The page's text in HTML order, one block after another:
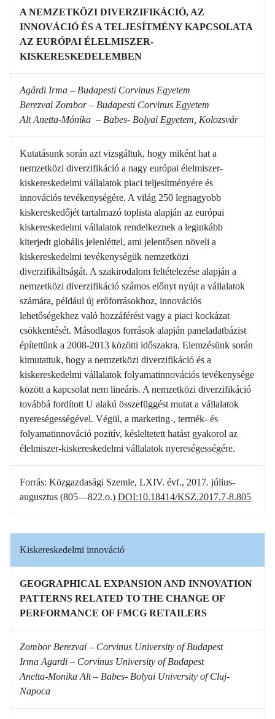
A NEMZETKÖZI DIVERZIFIKÁCIÓ, AZ
INNOVÁCIÓ ÉS A TELJESÍTMÉNY KAPCSOLATA
AZ EURÓPAI ÉLELMISZER-
KISKERESKEDELEMBEN
Agárdi Irma – Budapesti Corvinus Egyetem
Berezvai Zombor – Budapesti Corvinus Egyetem
Alt Anetta-Mónika – Babes- Bolyai Egyetem, Kolozsvár
Kutatásunk során azt vizsgáltuk, hogy miként hat a
nemzetközi diverzifikáció a nagy európai élelmiszer-
kiskereskedelmi vállalatok piaci teljesítményére és
innovációs tevékenységére. A világ 250 legnagyobb
kiskereskedőjét tartalmazó toplista alapján az európai
kiskereskedelmi vállalatok rendelkeznek a leginkább
kiterjedt globális jelenléttel, ami jelentősen növeli a
kiskereskedelmi tevékenységük nemzetközi
diverzifikáltságát. A szakirodalom feltételezése alapján a
nemzetközi diverzifikáció számos előnyt nyújt a vállalatok
számára, például új erőforrásokhoz, innovációs
lehetőségekhez való hozzáférést vagy a piaci kockázat
csökkentését. Másodlagos források alapján paneladatbázist
építettünk a 2008-2013 közötti időszakra. Elemzésünk során
kimutattuk, hogy a nemzetközi diverzifikáció és a
kiskereskedelmi vállalatok folyamatinnovációs tevékenysége
között a kapcsolat nem lineáris. A nemzetközi diverzifikáció
továbbá fordított U alakú összefüggést mutat a vállalatok
nyereségességével. Végül, a marketing-, termék- és
folyamatinnováció pozitív, késleltetett hatást gyakorol az
élelmiszer-kiskereskedelmi vállalatok nyereségességére.
Forrás: Közgazdasági Szemle, LXIV. évf., 2017. július-
augusztus (805—822.o.) DOI:10.18414/KSZ.2017.7-8.805
Kiskereskedelmi innováció
GEOGRAPHICAL EXPANSION AND INNOVATION
PATTERNS RELATED TO THE CHANGE OF
PERFORMANCE OF FMCG RETAILERS
Zombor Berezvai – Corvinus University of Budapest
Irma Agardi – Corvinus University of Budapest
Anetta-Monika Alt – Babes- Bolyai University of Cluj-
Napoca